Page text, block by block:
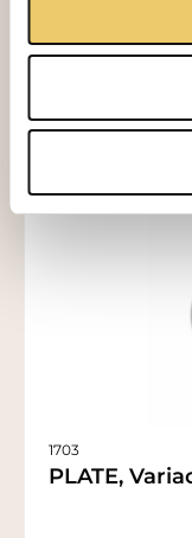
Add
1703
PLATE,